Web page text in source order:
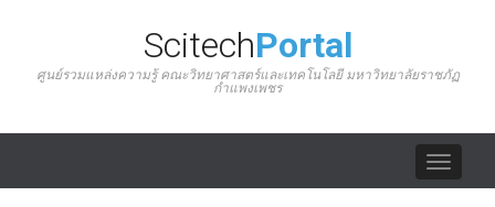
ScitechPortal
ศูนย์รวมแหล่งความรู้ คณะวิทยาศาสตร์และเทคโนโลยี มหาวิทยาลัยราชภัฏ
กำแพงเพชร
Toggle